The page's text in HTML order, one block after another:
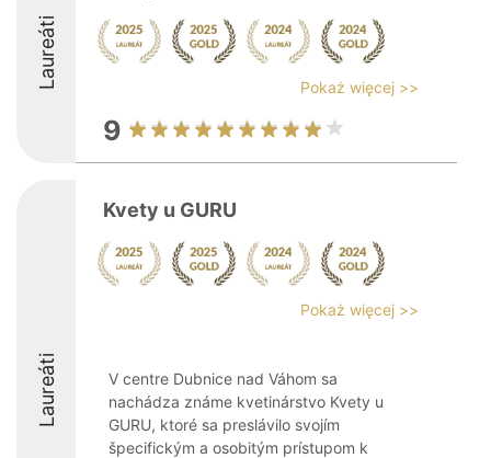
Laureáti Pokaż więcej >>
9
Laureáti
Kvety u GURU
Pokaż więcej >>
V centre Dubnice nad Váhom sa
nachádza známe kvetinárstvo Kvety u
GURU, ktoré sa preslávilo svojím
špecifickým a osobitým prístupom k